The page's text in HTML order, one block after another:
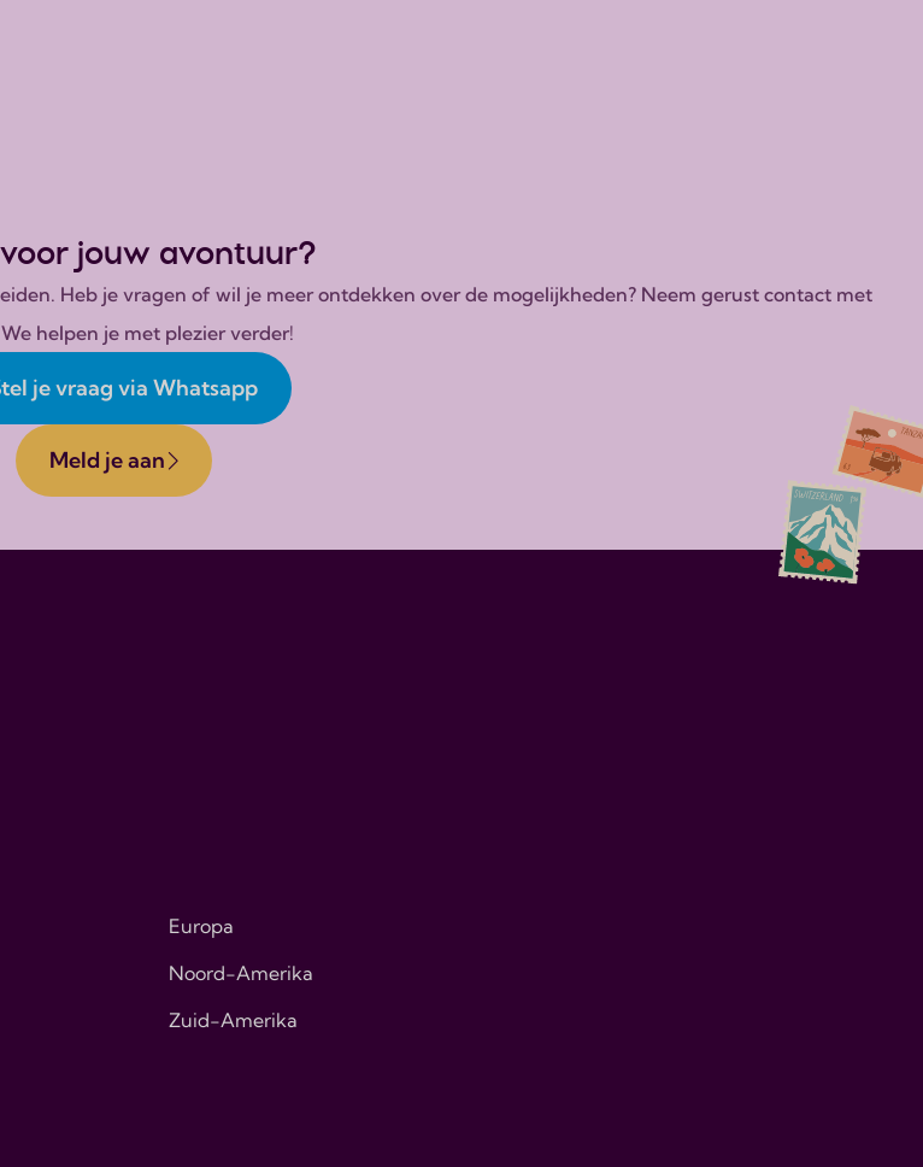
jouw avontuur?
Heb je vragen of wil je meer ontdekken over de mogelijkheden? Neem gerust contact met
helpen je met plezier verder!
je vraag via Whatsapp
Meld je aan
Europa
Noord-Amerika
Zuid-Amerika